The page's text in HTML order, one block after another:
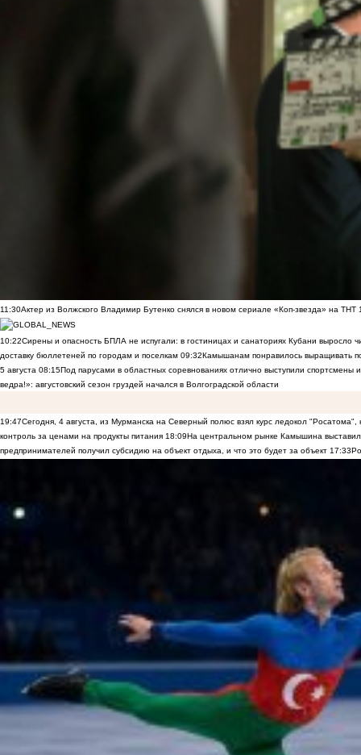
11:30Актер из Волжского Владимир Бутенко снялся в новом сериале «Коп-звезда» на ТНТ
10:22Сирены и опасность БПЛА не испугали: в гостиницах и санаториях Кубани выросло
доставку бюллетеней по городам и поселкам 09:32Камышанам понравилось выращивать
5 августа 08:15Под парусами в областных соревнованиях отлично выступили спортсмены
ведра!»: августовский сезон груздей начался в Волгоградской области
19:47Сегодня, 4 августа, из Мурманска на Северный полюс взял курс ледокол
контроль за ценами на продукты питания 18:09На центральном рынке Камышина
предпринимателей получил субсидию на объект отдыха, и что это будет за объект 17:33